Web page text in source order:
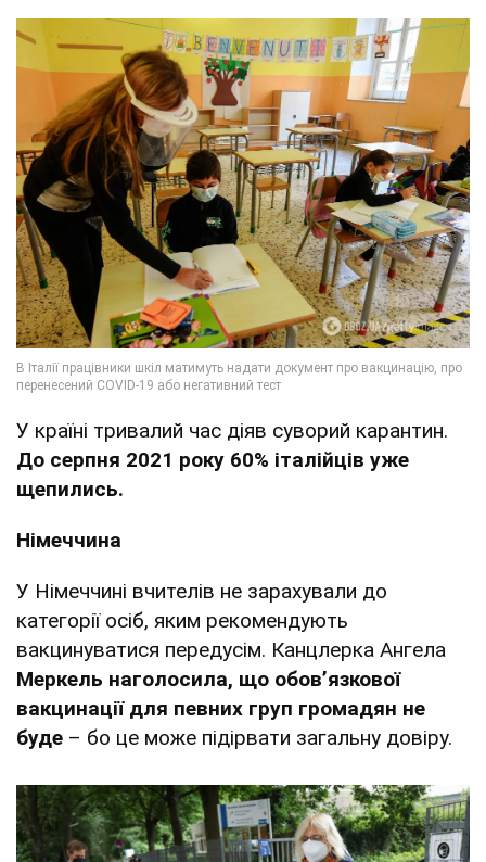
У країні тривалий час діяв суворий карантин.
До серпня 2021 року 60% італійців уже
щепились.
Німеччина
У Німеччині вчителів не зарахували до
категорії осіб, яким рекомендують
вакцинуватися передусім. Канцлерка Ангела
Меркель наголосила, що обов’язкової
вакцинації для певних груп громадян не
буде – бо це може підірвати загальну довіру.